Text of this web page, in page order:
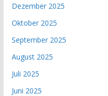
Dezember 2025
Oktober 2025
September 2025
August 2025
Juli 2025
Juni 2025